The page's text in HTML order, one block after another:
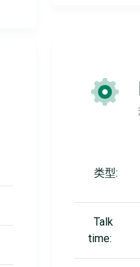
类型:
Talk
time: